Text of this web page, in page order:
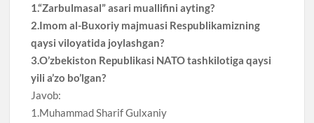
1.“Zarbulmasal” asari muallifini ayting?
2.Imom al-Buxoriy majmuasi Respublikamizning
qaysi viloyatida joylashgan?
3.O’zbekiston Republikasi NATO tashkilotiga qaysi
yili a’zo bo’lgan?
Javob:
1.Muhammad Sharif Gulxaniy